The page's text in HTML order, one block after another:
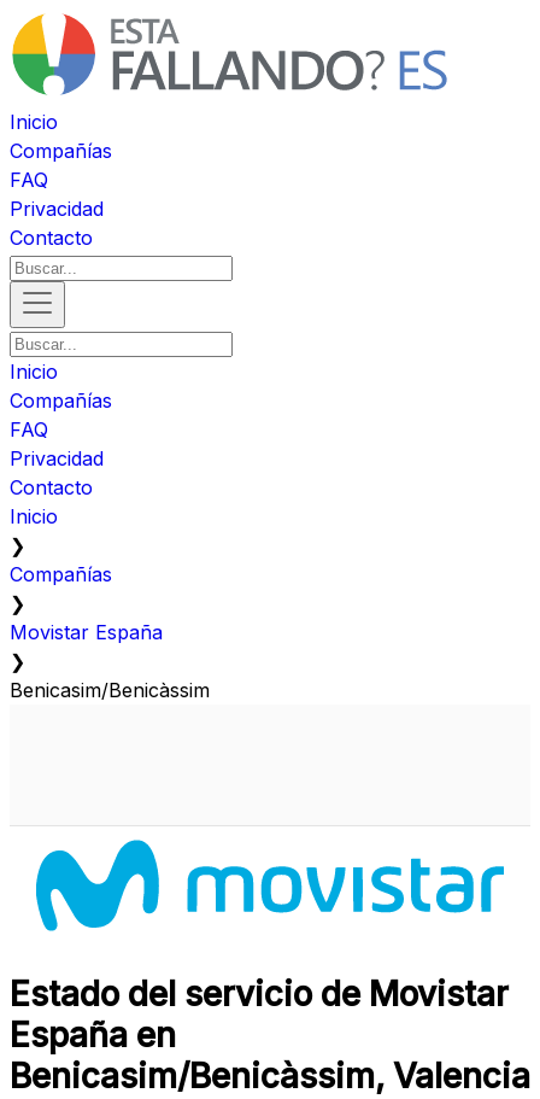
Inicio
Compañías
FAQ
Privacidad
Contacto
Inicio
Compañías
FAQ
Privacidad
Contacto
Inicio
❯
Compañías
❯
Movistar España
❯
Benicasim/Benicàssim
Estado del servicio de Movistar
España en
Benicasim/Benicàssim, Valencia